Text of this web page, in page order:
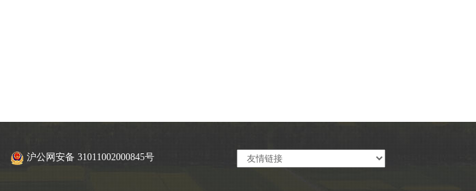
沪公网安备 31011002000845号